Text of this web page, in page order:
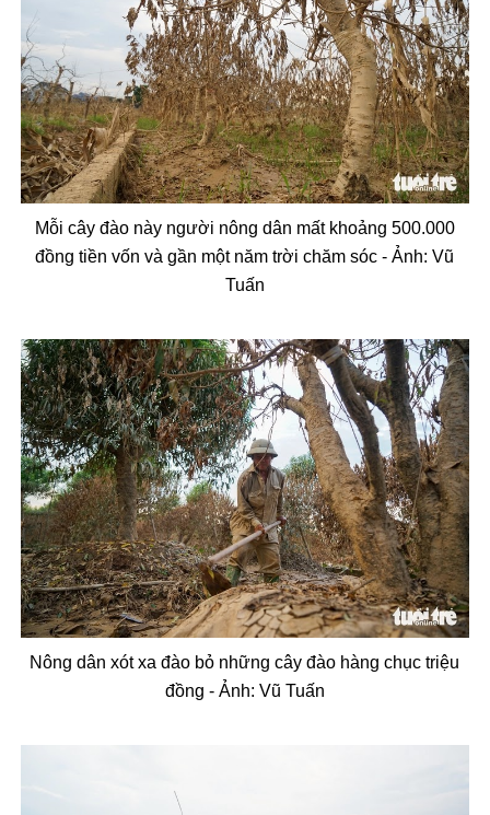
Mỗi cây đào này người nông dân mất khoảng 500.000
đồng tiền vốn và gần một năm trời chăm sóc -Ảnh:Vũ
Tuấn
Nông dân xót xađào bỏ những câyđào hàng chục triệu
đồng - Ảnh: Vũ Tuấn